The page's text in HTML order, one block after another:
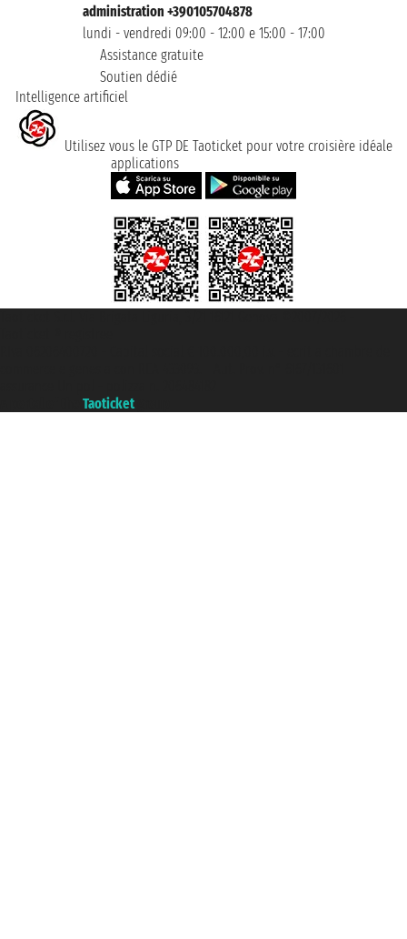
administration +390105704878
lundi - vendredi 09:00 - 12:00 e 15:00 - 17:00
Assistance gratuite
Soutien dédié
Intelligence artificiel
Utilisez vous le GTP DE Taoticket pour votre croisière idéale
applications
Taoticket